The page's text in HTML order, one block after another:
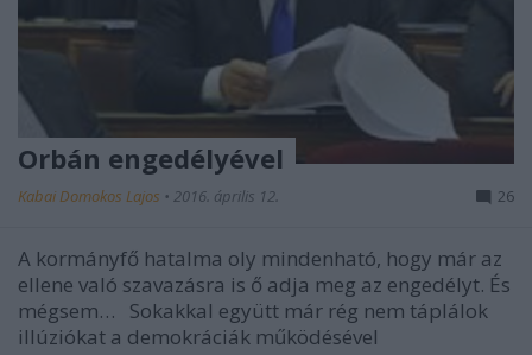
Orbán engedélyével
Kabai Domokos Lajos • 2016. április 12. 26
A kormányfő hatalma oly mindenható, hogy már az
ellene való szavazásra is ő adja meg az engedélyt. És
mégsem… Sokakkal együtt már rég nem táplálok
illúziókat a demokráciák működésével